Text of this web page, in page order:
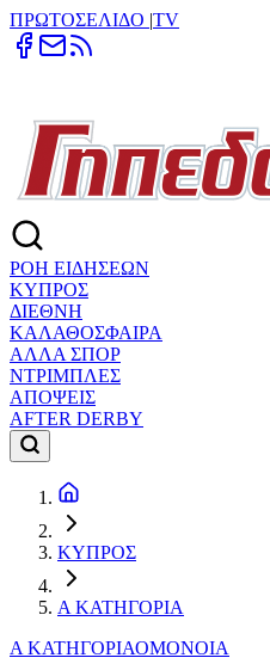
ΠΡΩΤΟΣΕΛΙΔΟ |TV
ΡΟΗ ΕΙΔΗΣΕΩΝ
ΚΥΠΡΟΣ
ΔΙΕΘΝΗ
ΚΑΛΑΘΟΣΦΑΙΡΑ
ΑΛΛΑ ΣΠΟΡ
ΝΤΡΙΜΠΛΕΣ
ΑΠΟΨΕΙΣ
AFTER DERBY
ΚΥΠΡΟΣ
Α ΚΑΤΗΓΟΡΙΑ
Α ΚΑΤΗΓΟΡΙΑΟΜΟΝΟΙΑ